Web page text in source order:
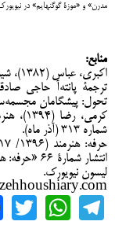
مدرن» و «موزۀ گوگنهایم» در
منابع:
اکبری، عباس (1382)، شیرازه هوشیاری. دوهفته‌نامۀ تندیس، شماره 21 (اسفند ماه).
تحول: پیشگامان
کرمی،
شماره 313 (آذر ماه).
انتشار
لیسون نیویورک.